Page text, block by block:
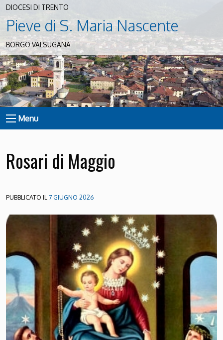
DIOCESI DI TRENTO
Pieve di S. Maria Nascente
BORGO VALSUGANA
Menu
Rosari di Maggio
PUBBLICATO IL7 GIUGNO 2026